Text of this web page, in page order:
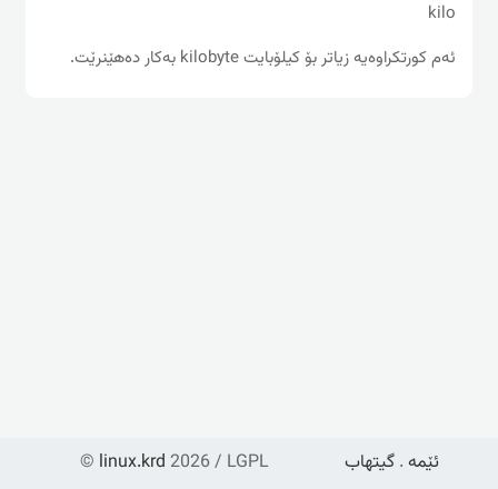
kilo
ئه‌م كورتكراوه‌یه‌ زیاتر بۆ كیلۆبایت kilobyte به‌كار ده‌هێنرێت.
© linux.krd 2026 / LGPL ئێمە . گیتهاب